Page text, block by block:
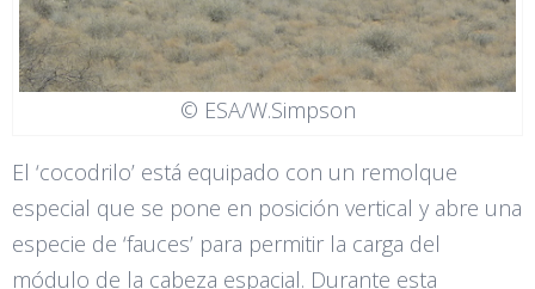
© ESA/W.Simpson
El ‘cocodrilo’ está equipado con un remolque
especial que se pone en posición vertical y abre una
especie de ‘fauces’ para permitir la carga del
módulo de la cabeza espacial. Durante esta